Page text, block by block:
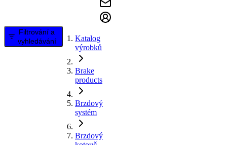
Filtrování a
vyhledávání
Katalog
výrobků
Brake
products
Brzdový
systém
Brzdový